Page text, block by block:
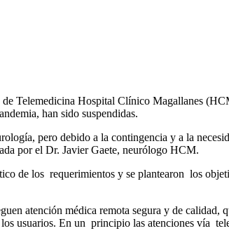
Hospital Clínico Magallanes
han sido suspendidas.
pero debido a la contingencia y a la
por el Dr. Javier Gaete, neurólogo HCM.
de los requerimientos y se plantearon los
atención médica remota segura y de
usuarios. En un principio las atenciones vía